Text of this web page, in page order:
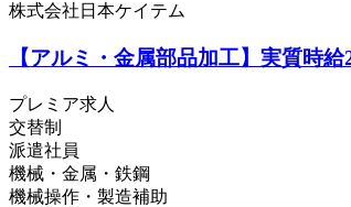
株式会社日本ケイテム
【アルミ・金属部品加工】実質時
プレミア求人
交替制
派遣社員
機械・金属・鉄鋼
機械操作・製造補助